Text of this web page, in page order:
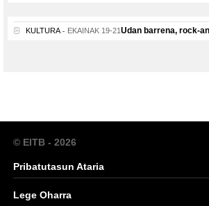
KULTURA EKAINAK 19-21Udan barrena, rock-
© EITB - 2026
Pribatutasun Ataria
Lege Oharra